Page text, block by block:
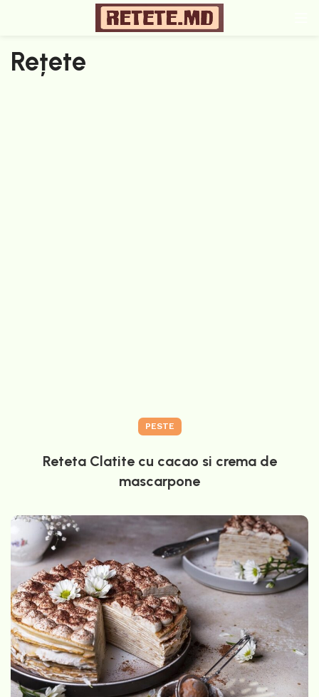
Rețete
PESTE
Reteta Clatite cu cacao si crema de
mascarpone